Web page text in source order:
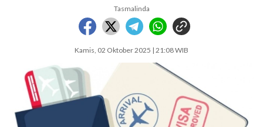
Tasmalinda
Kamis, 02 Oktober 2025 | 21:08 WIB